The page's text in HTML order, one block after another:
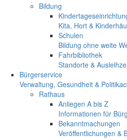
Bildung
Kita, Hort &
Schulen
Bildung ohne weite
Fahrbibliothek
Standorte &
Bürgerservice
Verwaltung, Gesundheit & Politik
Rathaus
Anliegen A bis Z
Informationen für
Bekanntmachungen
Veröffentlichungen &